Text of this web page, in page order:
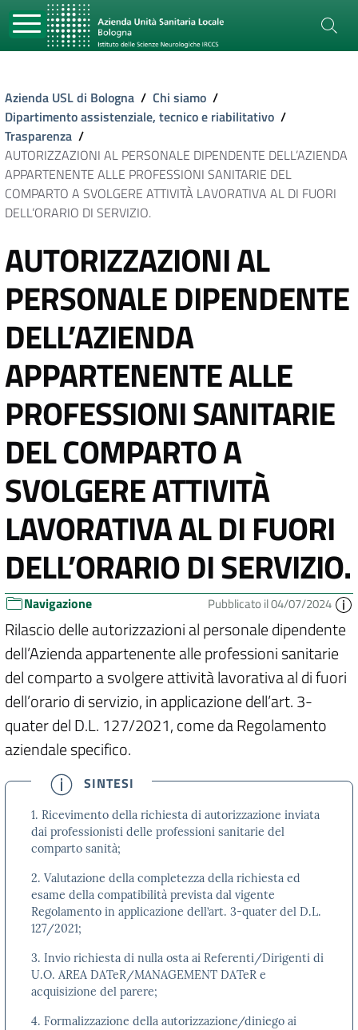
Azienda USL di Bologna / Chi siamo /
Dipartimento assistenziale, tecnico e riabilitativo /
Trasparenza /
AUTORIZZAZIONI AL PERSONALE DIPENDENTE DELL’AZIENDA
APPARTENENTE ALLE PROFESSIONI SANITARIE DEL
COMPARTO A SVOLGERE ATTIVITÀ LAVORATIVA AL DI FUORI
DELL’ORARIO DI SERVIZIO.
AUTORIZZAZIONI AL
PERSONALE DIPENDENTE
DELL’AZIENDA
APPARTENENTE ALLE
PROFESSIONI SANITARIE
DEL COMPARTO A
SVOLGERE ATTIVITÀ
LAVORATIVA AL DI FUORI
DELL’ORARIO DI SERVIZIO.
Navigazione Pubblicato il 04/07/2024
Rilascio delle autorizzazioni al personale dipendente
dell’Azienda appartenente alle professioni sanitarie
del comparto a svolgere attività lavorativa al di fuori
dell’orario di servizio, in applicazione dell’art. 3-
quater del D.L. 127/2021, come da Regolamento
aziendale specifico.
SINTESI
1. Ricevimento della richiesta di autorizzazione inviata
dai professionisti delle professioni sanitarie del
comparto sanità;
2. Valutazione della completezza della richiesta ed
esame della compatibilità prevista dal vigente
Regolamento in applicazione dell’art. 3-quater del D.L.
127/2021;
3. Invio richiesta di nulla osta ai Referenti/Dirigenti di
U.O. AREA DATeR/MANAGEMENT DATeR e
acquisizione del parere;
4. Formalizzazione della autorizzazione/diniego ai